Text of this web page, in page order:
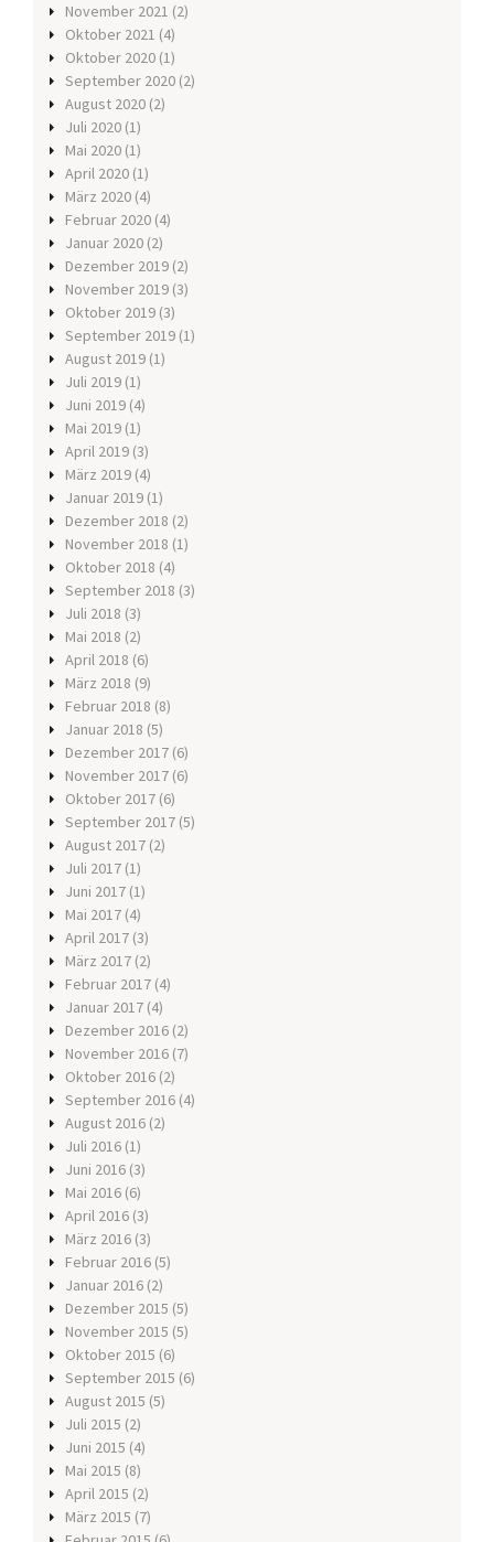
November 2021 (2)
Oktober 2021 (4)
Oktober 2020 (1)
September 2020 (2)
August 2020 (2)
Juli 2020 (1)
Mai 2020 (1)
April 2020 (1)
März 2020 (4)
Februar 2020 (4)
Januar 2020 (2)
Dezember 2019 (2)
November 2019 (3)
Oktober 2019 (3)
September 2019 (1)
August 2019 (1)
Juli 2019 (1)
Juni 2019 (4)
Mai 2019 (1)
April 2019 (3)
März 2019 (4)
Januar 2019 (1)
Dezember 2018 (2)
November 2018 (1)
Oktober 2018 (4)
September 2018 (3)
Juli 2018 (3)
Mai 2018 (2)
April 2018 (6)
März 2018 (9)
Februar 2018 (8)
Januar 2018 (5)
Dezember 2017 (6)
November 2017 (6)
Oktober 2017 (6)
September 2017 (5)
August 2017 (2)
Juli 2017 (1)
Juni 2017 (1)
Mai 2017 (4)
April 2017 (3)
März 2017 (2)
Februar 2017 (4)
Januar 2017 (4)
Dezember 2016 (2)
November 2016 (7)
Oktober 2016 (2)
September 2016 (4)
August 2016 (2)
Juli 2016 (1)
Juni 2016 (3)
Mai 2016 (6)
April 2016 (3)
März 2016 (3)
Februar 2016 (5)
Januar 2016 (2)
Dezember 2015 (5)
November 2015 (5)
Oktober 2015 (6)
September 2015 (6)
August 2015 (5)
Juli 2015 (2)
Juni 2015 (4)
Mai 2015 (8)
April 2015 (2)
März 2015 (7)